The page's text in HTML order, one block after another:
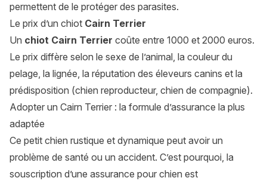
permettent de le protéger des parasites.
Le prix d’un chiot Cairn Terrier
Un chiot Cairn Terrier coûte entre 1000 et 2000 euros.
Le prix diffère selon le sexe de l’animal, la couleur du
pelage, la lignée, la réputation des éleveurs canins et la
prédisposition (chien reproducteur, chien de compagnie).
Adopter un Cairn Terrier : la formule d’assurance la plus
adaptée
Ce petit chien rustique et dynamique peut avoir un
problème de santé ou un accident. C’est pourquoi, la
souscription d’une assurance pour chien est